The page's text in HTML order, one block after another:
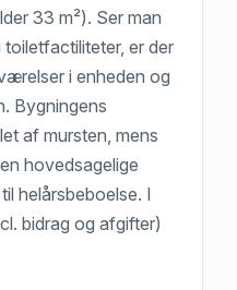
33 m²). Ser man
er der
i enheden og
Bygningens
af mursten, mens
hovedsagelige
helårsbeboelse. I
bidrag og afgifter)